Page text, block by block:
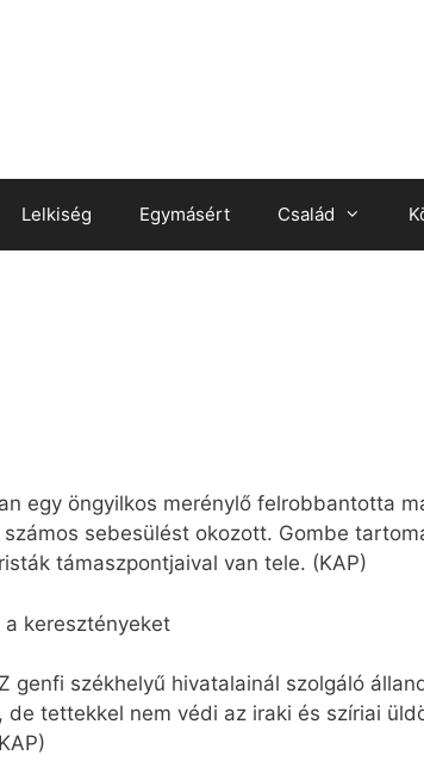
Lelkiség Egymásért Család
egy öngyilkos merénylő felrobbantotta
sebesülést okozott. Gombe
támaszpontjaival van tele. (KAP)
a keresztényeket
genfi székhelyű hivatalainál szolgáló
de tettekkel nem védi az iraki és szíriai